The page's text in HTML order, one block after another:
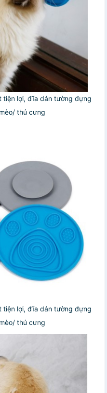
tiện lợi, đĩa dán tường đựng
thú cưng
tiện lợi, đĩa dán tường đựng
thú cưng